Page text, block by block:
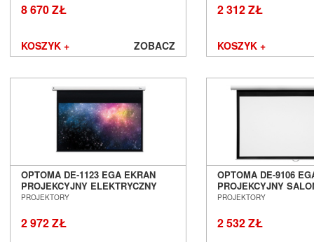
8 670 ZŁ
KOSZYK + ZOBACZ
2 312 ZŁ
KOSZYK +
OPTOMA DE-1123 EGA EKRAN
PROJEKCYJNY ELEKTRYCZNY
123' SALON POZNAŃ WROCŁAW
PROJEKTORY
2 972 ZŁ
OPTOMA DE-9106
PROJEKCYJNY
WROCŁAW
PROJEKTORY
2 532 ZŁ